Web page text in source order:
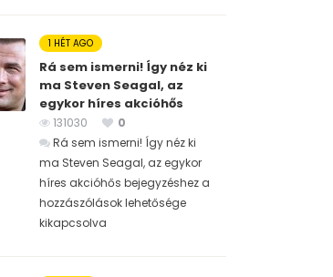
1 HÉT AGO
Rá sem ismerni! Így néz ki
ma Steven Seagal, az
egykor híres akcióhős
131030
0
Rá sem ismerni! Így néz ki
ma Steven Seagal, az egykor
híres akcióhős bejegyzéshez a
hozzászólások lehetősége
kikapcsolva